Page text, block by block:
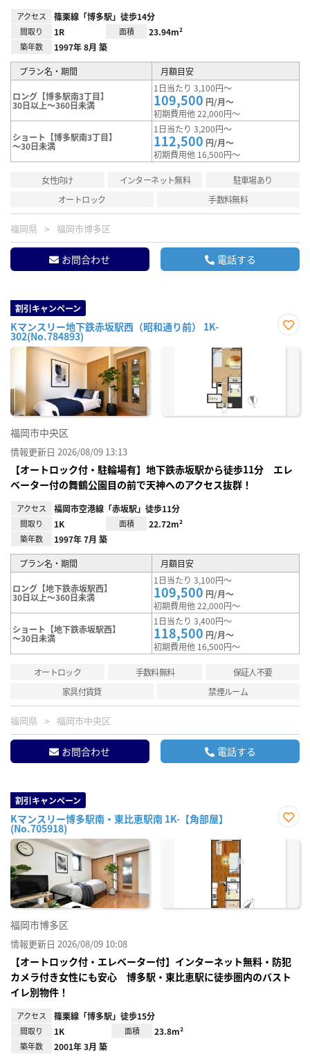
アクセス 篠栗線「博多駅」徒歩14分
間取り 1R 面積 23.94m²
築年数 1997年 8月 築
プラン名・期間 月額目安
ロング【博多駅南3丁目】
30日以上～360日未満
1日当たり 3,100円～
109,500 円/月～
初期費用他 22,000円～
ショート【博多駅南3丁目】
～30日未満
1日当たり 3,200円～
112,500 円/月～
初期費用他 16,500円～
女性向け インターネット無料
駐車場あり
オートロック
手数料無料
福岡県 福岡市博多区
お問合わせ 電話する
割引キャンペーン
Kマンスリー地下鉄赤坂駅西（昭和通り前） 1K-
302(No.784893)
に入
福岡市中央区
情報更新日 2026/08/09 13:13
【オートロック付・駐輪場有】地下鉄赤坂駅から徒歩11分 エレ
ベーター付の舞鶴公園目の前で天神へのアクセス抜群！
アクセス 福岡市空港線「赤坂駅」徒歩11分
間取り 1K 面積 22.72m²
築年数 1997年 7月 築
プラン名・期間 月額目安
ロング【地下鉄赤坂駅西】
30日以上～360日未満
1日当たり 3,100円～
109,500 円/月～
初期費用他 22,000円～
ショート【地下鉄赤坂駅西】
～30日未満
1日当たり 3,400円～
118,500 円/月～
初期費用他 16,500円～
オートロック 手数料無料
保証人不要
家具付賃貸
禁煙ルーム
福岡県 福岡市中央区
お問合わせ 電話する
割引キャンペーン
Kマンスリー博多駅南・東比恵駅南 1K-【角部屋】
(No.705918)
に入
福岡市博多区
情報更新日 2026/08/09 10:08
【オートロック付・エレベーター付】インターネット無料・防犯
カメラ付き女性にも安心 博多駅・東比恵駅に徒歩圏内のバスト
イレ別物件！
アクセス 篠栗線「博多駅」徒歩15分
間取り 1K 面積 23.8m²
築年数 2001年 3月 築